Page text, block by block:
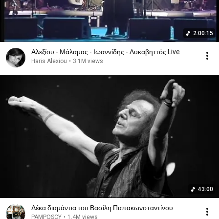
2:00:15
Αλεξίου - Μάλαμας - Ιωαννίδης - Λυκαβηττός Live
Haris Alexiou • 3.1M views
43:00
Δέκα διαμάντια του Βασίλη Παπακωνσταντίνου
PAMPOSCY • 1.4M views